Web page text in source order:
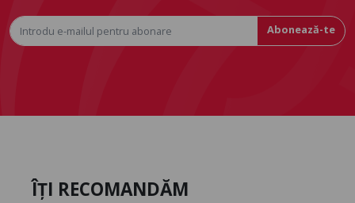
Abonează-te
ÎȚI RECOMANDĂM